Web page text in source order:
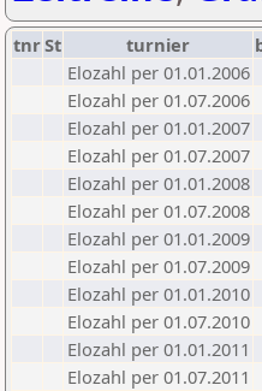
tnrSt turnier
Elozahl per 01.01.2006
Elozahl per 01.07.2006
Elozahl per 01.01.2007
Elozahl per 01.07.2007
Elozahl per 01.01.2008
Elozahl per 01.07.2008
Elozahl per 01.01.2009
Elozahl per 01.07.2009
Elozahl per 01.01.2010
Elozahl per 01.07.2010
Elozahl per 01.01.2011
Elozahl per 01.07.2011